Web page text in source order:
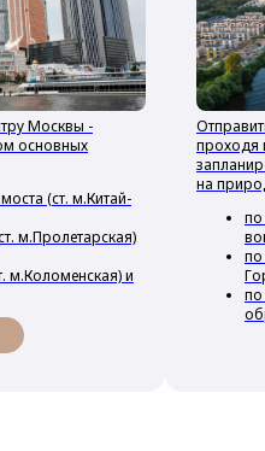
Москвы -
основных
(ст. м.Китай-
м.Пролетарская)
м.Коломенская) и
на